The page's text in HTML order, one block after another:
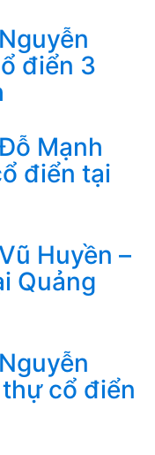
điển 3
Mạnh
điển tại
Huyền –
Quảng
cổ điển